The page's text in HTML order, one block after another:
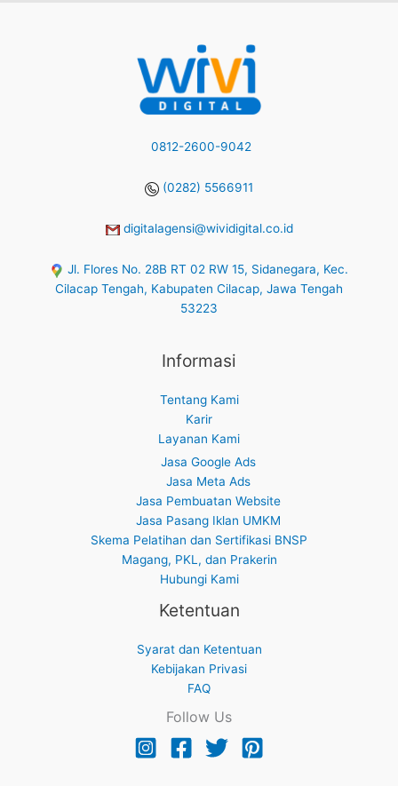
0812-2600-9042
(0282) 5566911
digitalagensi@wividigital.co.id
Jl. Flores No. 28B RT 02 RW 15, Sidanegara, Kec.
Cilacap Tengah, Kabupaten Cilacap, Jawa Tengah
53223
Informasi
Tentang Kami
Karir
Layanan Kami
Jasa Google Ads
Jasa Meta Ads
Jasa Pembuatan Website
Jasa Pasang Iklan UMKM
Skema Pelatihan dan Sertifikasi BNSP
Magang, PKL, dan Prakerin
Hubungi Kami
Ketentuan
Syarat dan Ketentuan
Kebijakan Privasi
FAQ
Follow Us